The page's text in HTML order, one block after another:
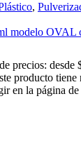
,
modelo OVAL
precios: desde
producto
en la página